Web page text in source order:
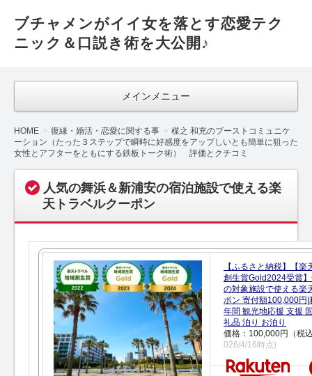
ブチャメンがイイ女を落とす恋愛テク
ニック＆口説き術を大公開♪
メインメニュー
HOME 復縁・婚活・恋愛に関する事
楳之 和充のブーストコミュニケ
ーション（たった３ステップで瞬時に好感度をアップしいとも簡単に狙った
女性とアフターをともにする鉄板トーク術） 評価とクチコミ
人気の舞浜＆新浦安の宿泊施設で使える楽
天トラベルクーポン
【ふるさと納税】【楽
創生賞Gold2024受賞
の対象施設で使える楽
ポン 寄付額100,000円|
年間 観光地応援 支援
礼品 泊り お泊り
価格：100,000円（税
026/4/16時点)